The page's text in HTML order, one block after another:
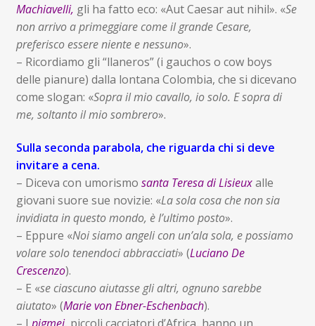
Machiavelli, gli ha fatto eco: «Aut Caesar aut nihil». «Se
non arrivo a primeggiare come il grande Cesare,
preferisco essere niente e nessuno».
– Ricordiamo gli “llaneros” (i gauchos o cow boys
delle pianure) dalla lontana Colombia, che si dicevano
come slogan: «Sopra il mio cavallo, io solo. E sopra di
me, soltanto il mio sombrero».
Sulla seconda parabola, che riguarda chi si deve
invitare a cena.
– Diceva con umorismo santa Teresa di Lisieuxalle
giovani suore sue novizie: «La sola cosa che non sia
invidiata in questo mondo, è l’ultimo posto».
– Eppure «Noi siamo angeli con un’ala sola, e possiamo
volare solo tenendoci abbracciati» (Luciano De
Crescenzo).
– E «se ciascuno aiutasse gli altri, ognuno sarebbe
aiutato» (Marie von Ebner-Eschenbach).